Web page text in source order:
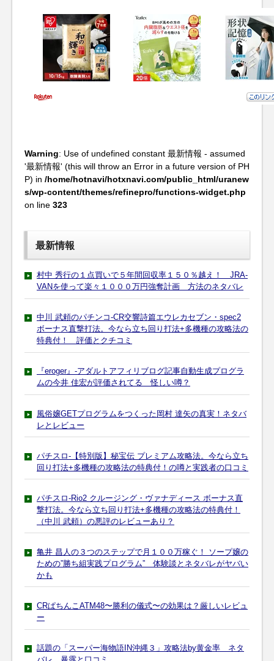
Warning: Use of undefined constant 最新情報 - assumed
'最新情報' (this will throw an Error in a future version of PH
P) in /home/hotnavi/hotxnavi.com/public_html/uranew
s/wp-content/themes/refinepro/functions-widget.php
on line 323
最新情報
村中 秀行の１点買いで５年間回収率１５０％越え！ JRA-
VANを使って楽々１０００万円強奪計画 方法のネタバレ
中川 武頼のパチンコ-CR交響詩篇エウレカセブン・spec2
ボーナス直撃打法。今なら立ち回り打法+多機種の攻略法の
特典付！ 評価とクチコミ
『eroger』-アダルトアフィリブログ記事自動生成プログラ
ムの今井 佳宏が評価されてる 怪しい噂？
風俗嬢GETプログラムをつくった岡村 達矢の真実！ネタバ
レとレビュー
パチスロ-【特別版】秘宝伝 プレミアム攻略法。今なら立ち
回り打法+多機種の攻略法の特典付！の噂と実践者の口コミ
パチスロ-Rio2 クルージング・ヴァナディース ボーナス直
撃打法。今なら立ち回り打法+多機種の攻略法の特典付！
（中川 武頼）の悪評のレビューあり？
亀井 昌人の３つのステップで月１００万稼ぐ！ ソープ嬢の
ための”勝ち組実践プログラム” 体験談とネタバレがヤバい
かも
CRぱちんこATM48〜勝利の儀式〜の効果は？厳しいレビュ
ー
話題の「スーパー海物語IN沖縄３」攻略法by黄金率 ネタ